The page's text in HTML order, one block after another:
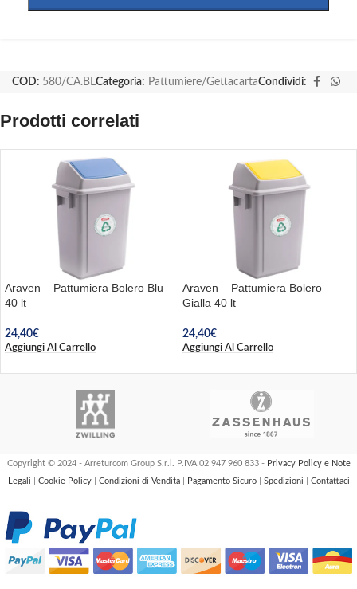
COD: 580/CA.BLCategoria: Pattumiere/GettacartaCondividi:
Prodotti correlati
Araven – Pattumiera Bolero Blu
40 lt
24,40€
Aggiungi Al Carrello
Araven – Pattumiera Bolero
Gialla 40 lt
24,40€
Aggiungi Al Carrello
Copyright © 2024 - Arreturcom Group S.r.l. P.IVA 02 947 960 833 - Privacy Policy e Note
Legali
Cookie Policy Condizioni di Vendita Pagamento Sicuro Spedizioni Contattaci